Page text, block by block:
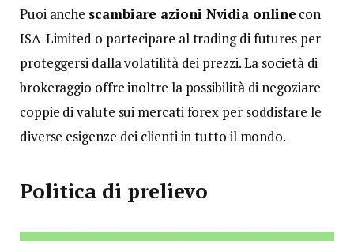
Puoi anche scambiare azioni Nvidia online con
ISA-Limited o partecipare al trading di futures per
proteggersi dalla volatilità dei prezzi. La società di
brokeraggio offre inoltre la possibilità di negoziare
coppie di valute sui mercati forex per soddisfare le
diverse esigenze dei clienti in tutto il mondo.
Politica di prelievo